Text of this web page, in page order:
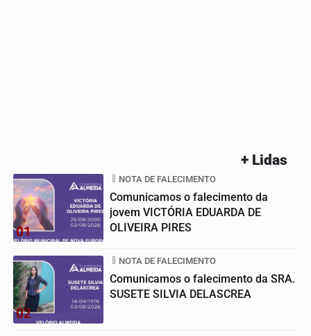
+ Lidas
01
NOTA DE FALECIMENTO
Comunicamos o falecimento da
jovem VICTÓRIA EDUARDA DE
OLIVEIRA PIRES
02
NOTA DE FALECIMENTO
Comunicamos o falecimento da SRA.
SUSETE SILVIA DELASCREA